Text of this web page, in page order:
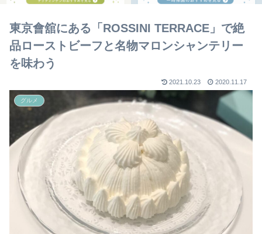
東京會舘にある「ROSSINI TERRACE」で絶
品ローストビーフと名物マロンシャンテリー
を味わう
2021.10.23 2020.11.17
グルメ